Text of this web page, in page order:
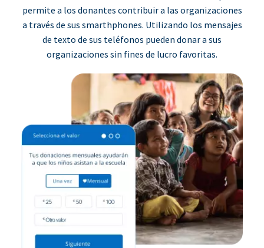
permite a los donantes contribuir a las organizaciones
a través de sus smarthphones. Utilizando los mensajes
de texto de sus teléfonos pueden donar a sus
organizaciones sin fines de lucro favoritas.